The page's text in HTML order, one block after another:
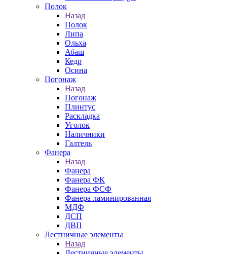
Полок
Назад
Полок
Липа
Ольха
Абаш
Кедр
Осина
Погонаж
Назад
Погонаж
Плинтус
Раскладка
Уголок
Наличники
Галтель
Фанера
Назад
Фанера
Фанера ФК
Фанера ФСФ
Фанера ламинированная
МДФ
ДСП
ДВП
Лестничные элементы
Назад